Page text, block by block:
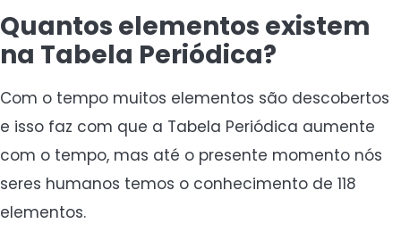
Quantos elementos existem
na Tabela Periódica?
Com o tempo muitos elementos são descobertos
e isso faz com que a Tabela Periódica aumente
com o tempo, mas até o presente momento nós
seres humanos temos o conhecimento de 118
elementos.